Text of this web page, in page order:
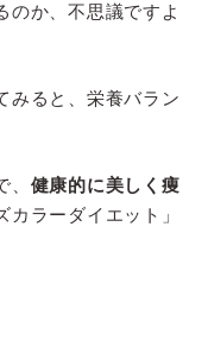
のか、不思議ですよ
みると、栄養バラン
健康的に美しく痩
ラーダイエット」